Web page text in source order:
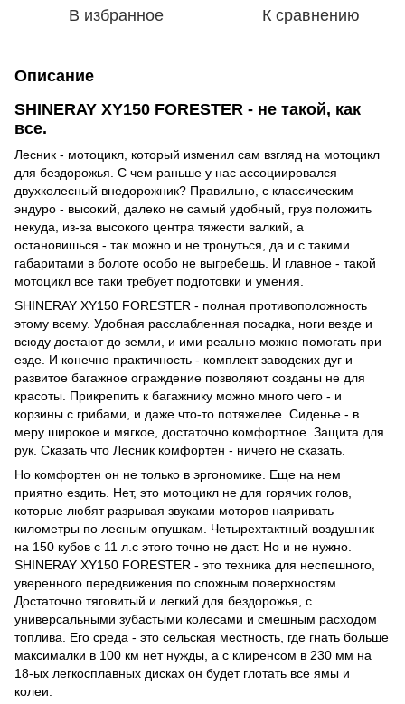
В избранное К сравнению
Описание
SHINERAY XY150 FORESTER - не такой, как
все.
Лесник - мотоцикл, который изменил сам взгляд на мотоцикл
для бездорожья. С чем раньше у нас ассоциировался
двухколесный внедорожник? Правильно, с классическим
эндуро - высокий, далеко не самый удобный, груз положить
некуда, из-за высокого центра тяжести валкий, а
остановишься - так можно и не тронуться, да и с такими
габаритами в болоте особо не выгребешь. И главное - такой
мотоцикл все таки требует подготовки и умения.
SHINERAY XY150 FORESTER - полная противоположность
этому всему. Удобная расслабленная посадка, ноги везде и
всюду достают до земли, и ими реально можно помогать при
езде. И конечно практичность - комплект заводских дуг и
развитое багажное ограждение позволяют созданы не для
красоты. Прикрепить к багажнику можно много чего - и
корзины с грибами, и даже что-то потяжелее. Сиденье - в
меру широкое и мягкое, достаточно комфортное. Защита для
рук. Сказать что Лесник комфортен - ничего не сказать.
Но комфортен он не только в эргономике. Еще на нем
приятно ездить. Нет, это мотоцикл не для горячих голов,
которые любят разрывая звуками моторов наяривать
километры по лесным опушкам. Четырехтактный воздушник
на 150 кубов с 11 л.с этого точно не даст. Но и не нужно.
SHINERAY XY150 FORESTER - это техника для неспешного,
уверенного передвижения по сложным поверхностям.
Достаточно тяговитый и легкий для бездорожья, с
универсальными зубастыми колесами и смешным расходом
топлива. Его среда - это сельская местность, где гнать больше
максималки в 100 км нет нужды, а с клиренсом в 230 мм на
18-ых легкосплавных дисках он будет глотать все ямы и
колеи.